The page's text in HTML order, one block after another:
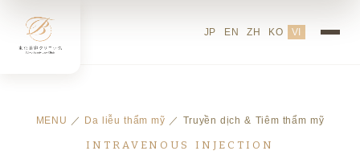
JP EN ZH KO VI
MENU ／ Da liễu thẩm mỹ ／ Truyền dịch & Tiêm thẩm mỹ
INTRAVENOUS INJECTION